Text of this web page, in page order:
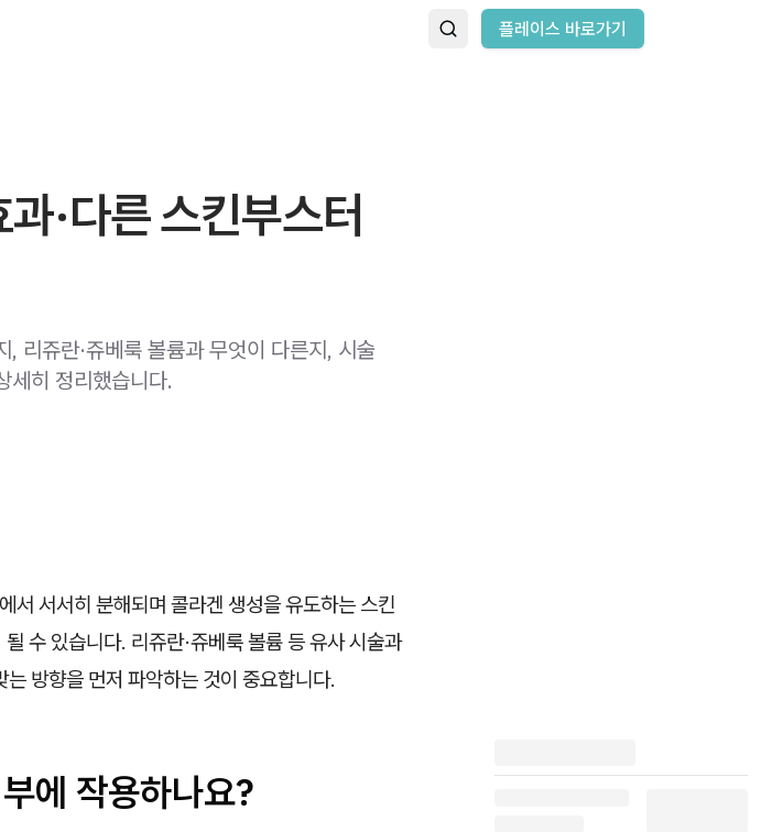
플레이스 바로가기
·다른 스킨부스터
리쥬란·쥬베룩 볼륨과 무엇이 다른지, 시술
세히 정리했습니다.
서 서서히 분해되며 콜라겐 생성을 유도하는 스킨
수 있습니다. 리쥬란·쥬베룩 볼륨 등 유사 시술과
방향을 먼저 파악하는 것이 중요합니다.
에 작용하나요?